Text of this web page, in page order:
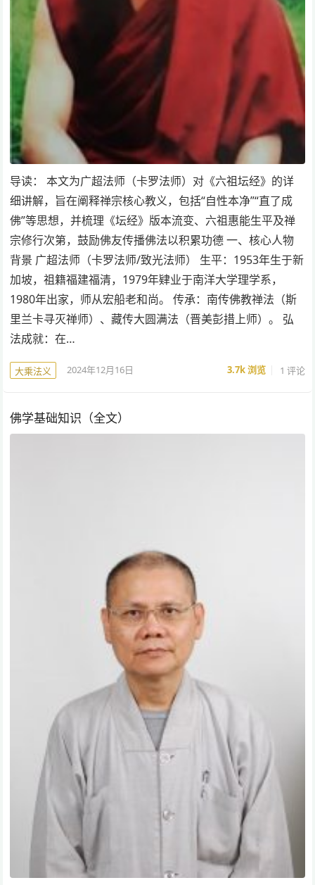
导读： 本文为广超法师（卡罗法师）对《六祖坛经》的详
细讲解，旨在阐释禅宗核心教义，包括“自性本净”“直了成
佛”等思想，并梳理《坛经》版本流变、六祖惠能生平及禅
宗修行次第，鼓励佛友传播佛法以积累功德 一、核心人物
背景 广超法师（卡罗法师/致光法师） 生平：1953年生于新
加坡，祖籍福建福清，1979年肄业于南洋大学理学系，
1980年出家，师从宏船老和尚。 传承：南传佛教禅法（斯
里兰卡寻灭禅师）、藏传大圆满法（晋美彭措上师）。 弘
法成就：在…
大乘法义 2024年12月16日 3.7k浏览 1 评论
佛学基础知识（全文）